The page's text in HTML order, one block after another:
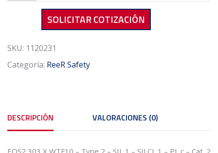
SOLICITAR COTIZACIÓN
SKU: 1120231
Categoría: ReeR Safety
DESCRIPCIÓN VALORACIONES (0)
EOS2 303 X WTF10 – Type 2 – SIL 1 – SILCL 1 – PL c – Cat. 2